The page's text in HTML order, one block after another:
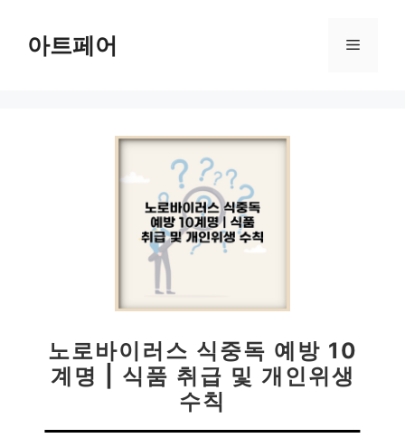
아트페어 메
노로바이러스 식중독 예방 10
계명 | 식품 취급 및 개인위생
수칙